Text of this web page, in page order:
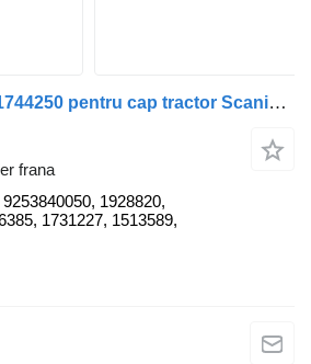
Etrier frana Scania 1744250 pentru cap tractor Scania P G R T K N F RH
frana
1928820,
1731227, 1513589,